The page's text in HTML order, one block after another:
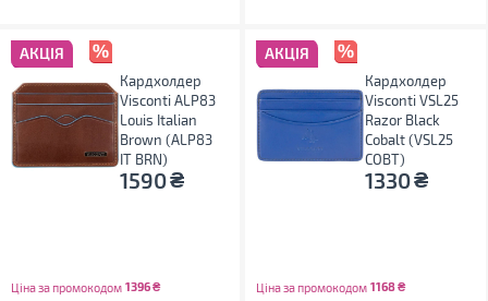
АКЦІЯ
Кардхолдер
Visconti ALP83
Louis Italian
Brown (ALP83
IT BRN)
1590₴
Ціна за промокодом 1396₴
АКЦІЯ
Кардхолдер
Visconti VSL25
Razor Black
Cobalt (VSL25
COBT)
1330₴
Ціна за промокодом 1168₴